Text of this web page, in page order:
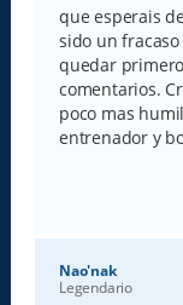
s
a
j
e
que esperais
sido un
quedar
comentarios.
poco mas
entrenador y
Nao'nak
Legendario